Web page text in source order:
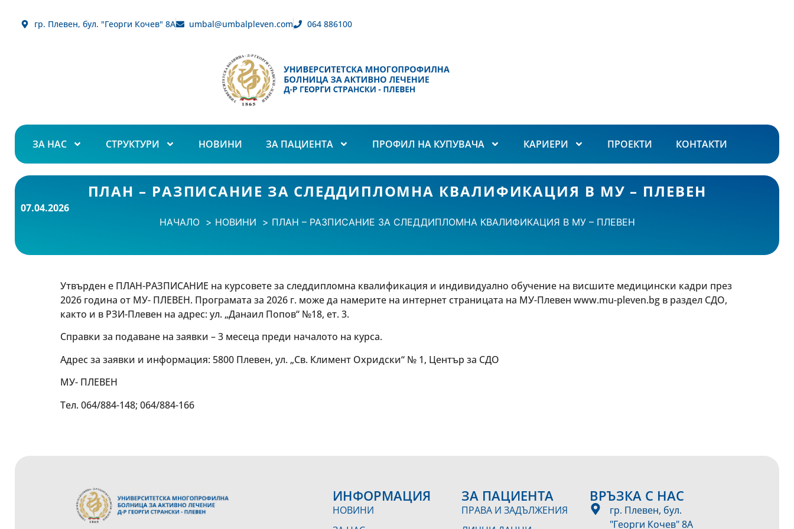
гр. Плевен, бул. "Георги Кочев" 8А umbal@umbalpleven.com 064 886100
ЗА НАС СТРУКТУРИ НОВИНИ ЗА ПАЦИЕНТА ПРОФИЛ НА КУПУВАЧА КАРИЕРИ ПРОЕКТИ КОНТАКТИ
ПЛАН – РАЗПИСАНИЕ ЗА СЛЕДДИПЛОМНА КВАЛИФИКАЦИЯ В МУ – ПЛЕВЕН
07.04.2026
НАЧАЛО НОВИНИ ПЛАН – РАЗПИСАНИЕ ЗА СЛЕДДИПЛОМНА КВАЛИФИКАЦИЯ В МУ – ПЛЕВЕН
Утвърден е ПЛАН-РАЗПИСАНИЕ на курсовете за следдипломна квалификация и индивидуално обучение на висшите медицински кадри през
2026 година от МУ- ПЛЕВЕН. Програмата за 2026 г. може да намерите на интернет страницата на МУ-Плевен www.mu-pleven.bg в раздел СДО,
както и в РЗИ-Плевен на адрес: ул. „Данаил Попов“ №18, ет. 3.
Справки за подаване на заявки – 3 месеца преди началото на курса.
Адрес за заявки и информация: 5800 Плевен, ул. „Св. Климент Охридски“ № 1, Център за СДО
МУ- ПЛЕВЕН
Тел. 064/884-148; 064/884-166
ИНФОРМАЦИЯ
НОВИНИ
ЗА ПАЦИЕНТА
ПРАВА И ЗАДЪЛЖЕНИЯ
ВРЪЗКА С НАС
гр. Плевен, бул.
"Георги Кочев" 8А